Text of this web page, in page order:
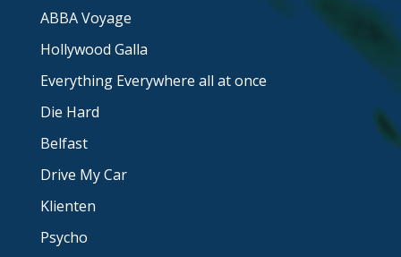
ABBA Voyage
Hollywood Galla
Everything Everywhere all at once
Die Hard
Belfast
Drive My Car
Klienten
Psycho